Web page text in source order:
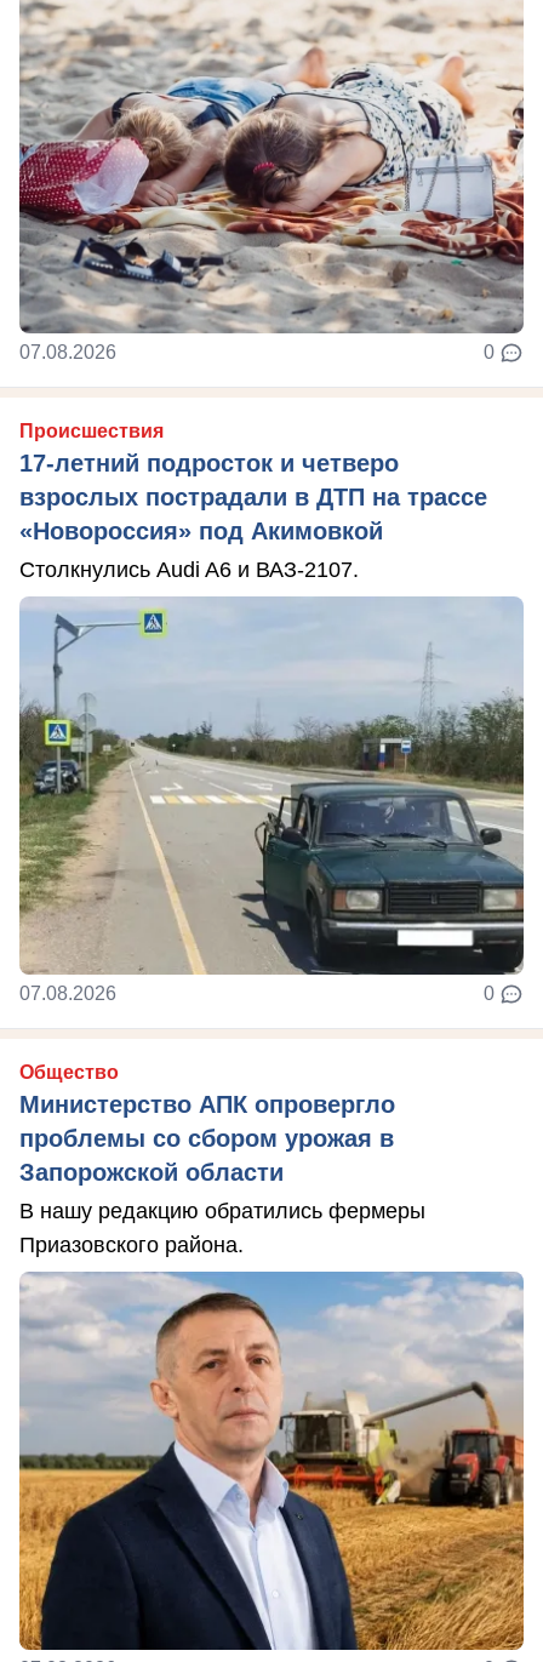
07.08.2026 0
Происшествия
17-летний подросток и четверо
взрослых пострадали в ДТП на трассе
«Новороссия» под Акимовкой
Столкнулись Audi A6 и ВАЗ-2107.
07.08.2026 0
Общество
Министерство АПК опровергло
проблемы со сбором урожая в
Запорожской области
В нашу редакцию обратились фермеры
Приазовского района.